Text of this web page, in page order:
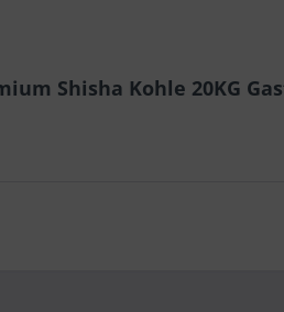
Shisha Kohle 20KG